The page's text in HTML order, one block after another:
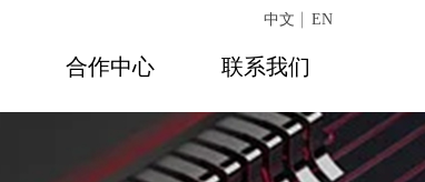
合作中心 联系我们
中文 EN